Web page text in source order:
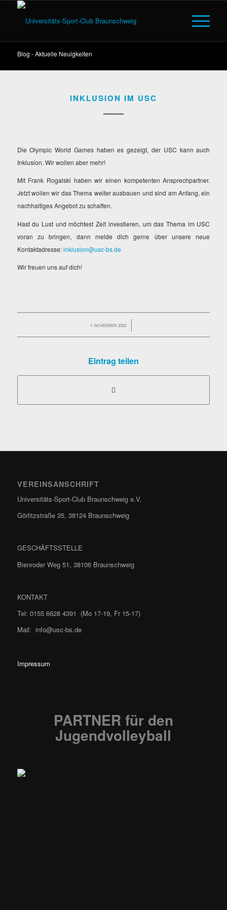
Blog - Aktuelle Neuigkeiten
INKLUSION IM USC
Die Olympic World Games haben es gezeigt, der USC kann auch
Inklusion. Wir wollen aber mehr!
Mit Frank Rogalski haben wir einen kompetenten Ansprechpartner.
Jetzt wollen wir das Thema weiter ausbauen und sind am Anfang, ein
nachhaltiges Angebot zu schaffen.
Hast du Lust und möchtest Zeit investieren, um das Thema im USC
voran zu bringen, dann melde dich gerne über unsere neue
Kontaktadresse:inklusion@usc-bs.de
Wir freuen uns auf dich!
1. NOVEMBER 2023
/
Eintrag teilen
VEREINSANSCHRIFT
Universitäts-Sport-Club Braunschweig e.V.
Görlitzstraße 35, 38124 Braunschweig
GESCHÄFTSSTELLE
Bienroder Weg 51, 38106 Braunschweig
KONTAKT
Tel: 0155 6628 4391 (Mo 17-19, Fr 15-17)
Mail: info@usc-bs.de
Impressum
PARTNER für den
Jugendvolleyball